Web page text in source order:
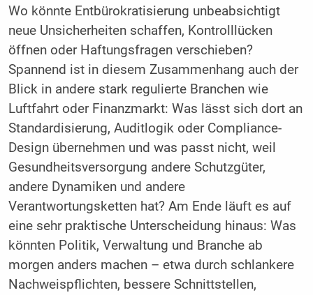
Wo könnte Entbürokratisierung unbeabsichtigt
neue Unsicherheiten schaffen, Kontrolllücken
öffnen oder Haftungsfragen verschieben?
Spannend ist in diesem Zusammenhang auch der
Blick in andere stark regulierte Branchen wie
Luftfahrt oder Finanzmarkt: Was lässt sich dort an
Standardisierung, Auditlogik oder Compliance-
Design übernehmen und was passt nicht, weil
Gesundheitsversorgung andere Schutzgüter,
andere Dynamiken und andere
Verantwortungsketten hat? Am Ende läuft es auf
eine sehr praktische Unterscheidung hinaus: Was
könnten Politik, Verwaltung und Branche ab
morgen anders machen – etwa durch schlankere
Nachweispflichten, bessere Schnittstellen,